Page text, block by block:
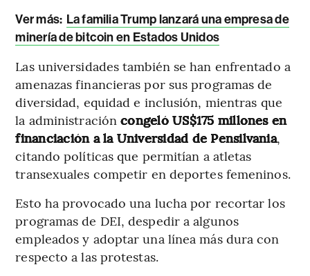
Ver más: La familia Trump lanzará una empresa de
minería de bitcoin en Estados Unidos
Las universidades también se han enfrentado a
amenazas financieras por sus programas de
diversidad, equidad e inclusión, mientras que
la administracióncongeló US$175 millones en
financiación a la Universidad de Pensilvania,
citando políticas que permitían a atletas
transexuales competir en deportes femeninos.
Esto ha provocado una lucha por recortar los
programas de DEI, despedir a algunos
empleados y adoptar una línea más dura con
respecto a las protestas.